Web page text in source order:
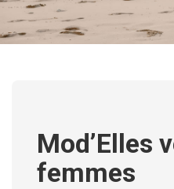
Mod’Elles
femmes